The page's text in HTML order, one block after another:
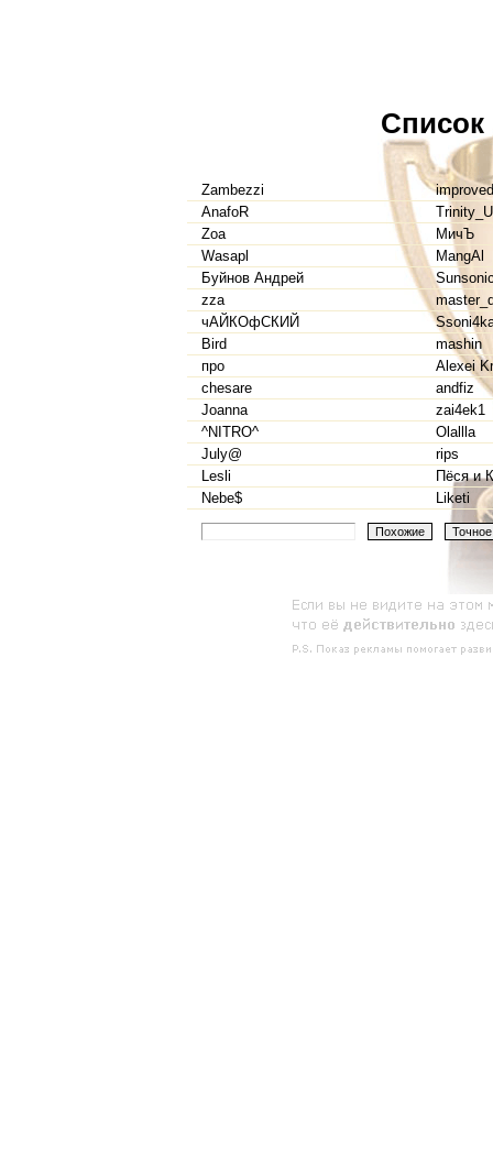
Список
Zambezzi
improved
AnafoR
Zoa
МичЪ
Wasapl
MangAl
Буйнов Андрей
zza
чАЙКОфСКИЙ
Bird
mashin
про
Alexei
chesare
andfiz
Joanna
zai4ek1
^NITRO^
Olallla
July@
rips
Lesli
Пёся и
Nebe$
Liketi